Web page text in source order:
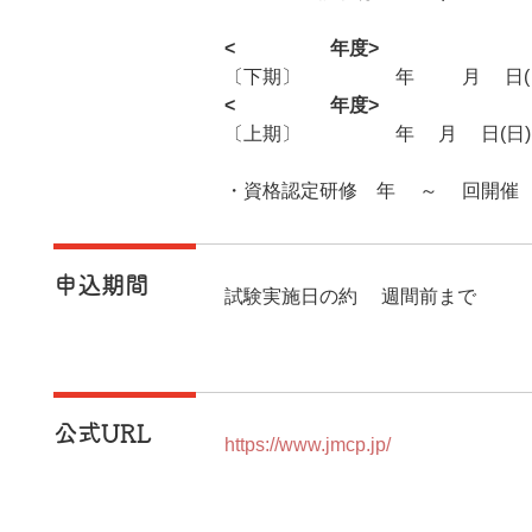
<2025年度>
〔下期〕2025年11月9日(
<2026年度>
〔上期〕2026年6月7日(日)
・資格認定研修 年2～3回開催
申込期間 試験実施日の約2週間前まで
公式URL https://www.jmcp.jp/